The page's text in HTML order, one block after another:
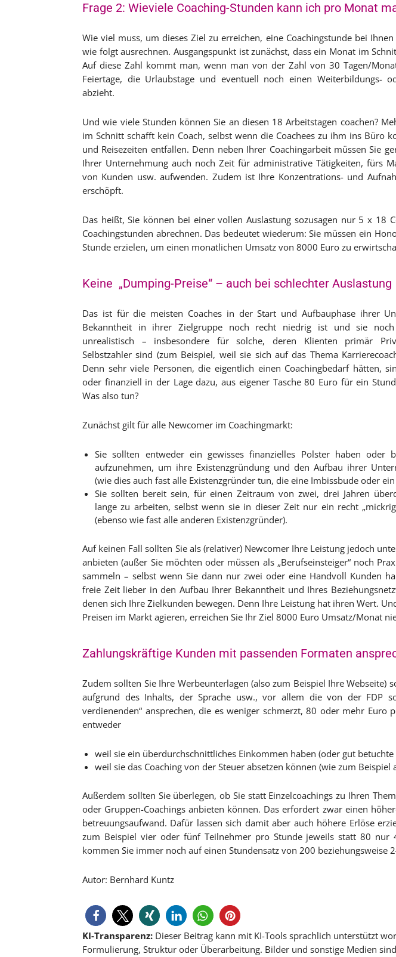
Frage 2: Wieviele Coaching-Stunden kann ich pro Monat
Wie viel muss, um dieses Ziel zu erreichen, eine Coachingstunde bei Ihnen
wie folgt ausrechnen. Ausgangspunkt ist zunächst, dass ein Monat im
Auf diese Zahl kommt man, wenn man von der Zahl von 30 Tagen/
Feiertage, die Urlaubstage und eventuell noch einen Weiterbildungs-
abzieht.
Und wie viele Stunden können Sie an diesen 18 Arbeitstagen coachen?
im Schnitt schafft kein Coach, selbst wenn die Coachees zu ihm ins Büro
und Reisezeiten entfallen. Denn neben Ihrer Coachingarbeit müssen Sie
Ihrer Unternehmung auch noch Zeit für administrative Tätigkeiten, fürs
von Kunden usw. aufwenden. Zudem ist Ihre Konzentrations- und
erschöpft.
Das heißt, Sie können bei einer vollen Auslastung sozusagen nur 5 x 18
Coachingstunden abrechnen. Das bedeutet wiederum: Sie müssen ein
Stunde erzielen, um einen monatlichen Umsatz von 8000 Euro zu
Keine „Dumping-Preise“ – auch bei schlechter Auslastung
Das ist für die meisten Coaches in der Start und Aufbauphase ihrer
Bekanntheit in ihrer Zielgruppe noch recht niedrig ist und sie noch
unrealistisch – insbesondere für solche, deren Klienten primär
Selbstzahler sind (zum Beispiel, weil sie sich auf das Thema
Denn sehr viele Personen, die eigentlich einen Coachingbedarf hätten,
oder finanziell in der Lage dazu, aus eigener Tasche 80 Euro für ein
Was also tun?
Zunächst gilt für alle Newcomer im Coachingmarkt:
Sie sollten entweder ein gewisses finanzielles Polster haben oder
aufzunehmen, um ihre Existenzgründung und den Aufbau ihrer
(wie dies auch fast alle Existenzgründer tun, die eine Imbissbude oder
Sie sollten bereit sein, für einen Zeitraum von zwei, drei Jahren
lange zu arbeiten, selbst wenn sie in dieser Zeit nur ein recht
(ebenso wie fast alle anderen Existenzgründer).
Auf keinen Fall sollten Sie als (relativer) Newcomer Ihre Leistung jedoch
anbieten (außer Sie möchten oder müssen als „Berufseinsteiger“ noch
sammeln – selbst wenn Sie dann nur zwei oder eine Handvoll Kunden
freie Zeit lieber in den Aufbau Ihrer Bekanntheit und Ihres
denen sich Ihre Zielkunden bewegen. Denn Ihre Leistung hat ihren Wert.
Preisen im Markt agieren, erreichen Sie Ihr Ziel 8000 Euro Umsatz/Monat
Zahlungskräftige Kunden mit passenden Formaten
Zudem sollten Sie Ihre Werbeunterlagen (also zum Beispiel Ihre Webseite)
aufgrund des Inhalts, der Sprache usw., vor allem die von der FDP
verdienenden“ ansprechen, die es weniger schmerzt, 80 oder mehr Euro
entweder
weil sie ein überdurchschnittliches Einkommen haben (oder gut betuchte
weil sie das Coaching von der Steuer absetzen können (wie zum Beispiel
Außerdem sollten Sie überlegen, ob Sie statt Einzelcoachings zu Ihren
oder Gruppen-Coachings anbieten können. Das erfordert zwar einen
betreuungsaufwand. Dafür lassen sich damit aber auch höhere Erlöse
zum Beispiel vier oder fünf Teilnehmer pro Stunde jeweils statt 80 nur
kommen Sie immer noch auf einen Stundensatz von 200 beziehungsweise
Autor: Bernhard Kuntz
KI-Transparenz: Dieser Beitrag kann mit KI-Tools sprachlich unterstützt
Formulierung, Struktur oder Überarbeitung. Bilder und sonstige Medien